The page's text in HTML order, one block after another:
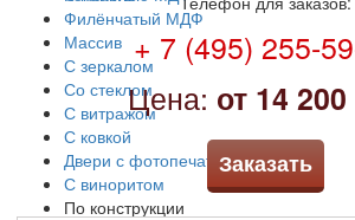
Филёнчатый МДФ
Массив
С зеркалом
Со стеклом
С витражом
С ковкой
Двери с фотопечатью
С виноритом
По конструкции
+ 7 (495) 255-
Цена: от 14
Заказать